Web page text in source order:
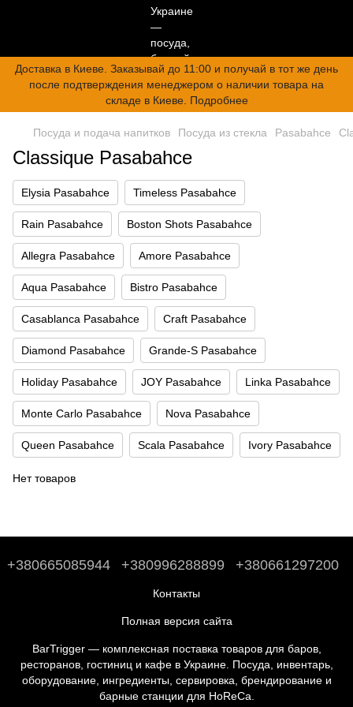
Доставка в Киеве. Заказывай до 11:00 и получай в тот же день
после подтверждения менеджером о наличии товара на
складе в Киеве. Подробнее
Посуда и подача напитков Посуда из стекла Pasabahce
Classique Pasabahce
Elysia Pasabahce Timeless Pasabahce
Rain Pasabahce Boston Shots Pasabahce
Allegra Pasabahce Amore Pasabahce
Aqua Pasabahce Bistro Pasabahce
Casablanca Pasabahce Craft Pasabahce
Diamond Pasabahce Grande-S Pasabahce
Holiday Pasabahce JOY Pasabahce Linka Pasabahce
Monte Carlo Pasabahce Nova Pasabahce
Queen Pasabahce Scala Pasabahce Ivory Pasabahce
Нет товаров
+380665085944 +380996288899 +380661297200
Контакты
Полная версия сайта
BarTrigger — комплексная поставка товаров для баров,
ресторанов, гостиниц и кафе в Украине. Посуда, инвентарь,
оборудование, ингредиенты, сервировка, брендирование и
барные станции для HoReCa.